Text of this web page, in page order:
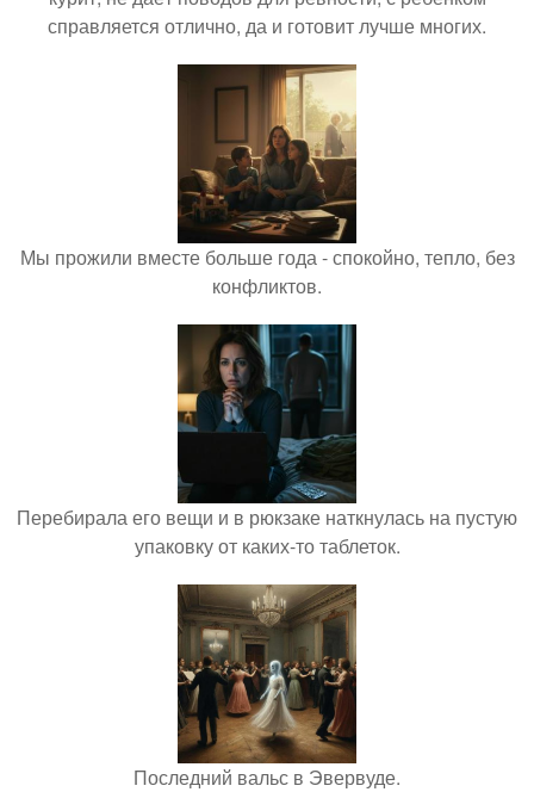
справляется отлично, да и готовит лучше многих.
Мы прожили вместе больше года - спокойно, тепло, без
конфликтов.
Перебирала его вещи и в рюкзаке наткнулась на пустую
упаковку от каких-то таблеток.
Последний вальс в Эвервуде.